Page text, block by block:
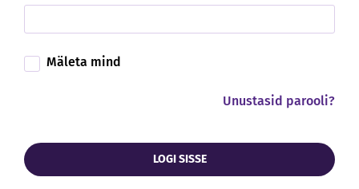
Mäleta mind
Unustasid parooli?
LOGI SISSE